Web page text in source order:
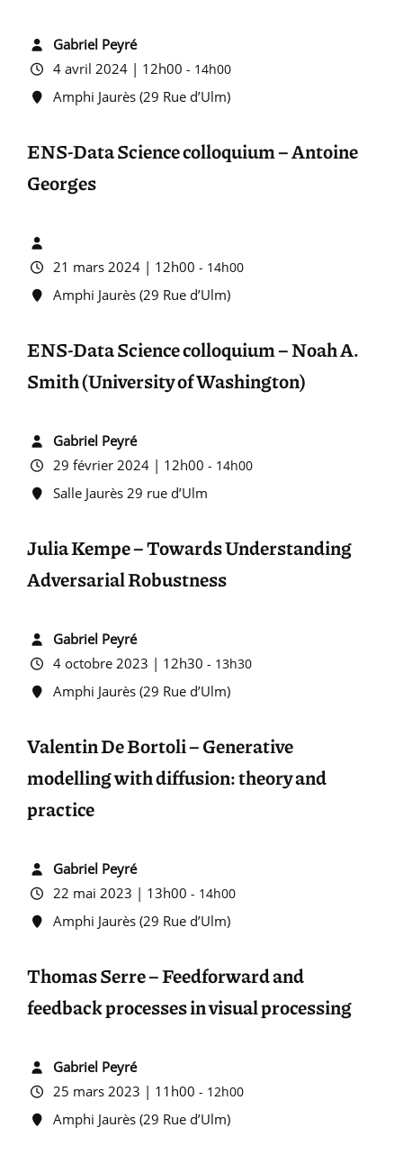
Gabriel Peyré
4 avril 2024 | 12h00 - 14h00
Amphi Jaurès (29 Rue d’Ulm)
ENS-Data Science colloquium – Antoine
Georges
21 mars 2024 | 12h00 - 14h00
Amphi Jaurès (29 Rue d’Ulm)
ENS-Data Science colloquium – Noah A.
Smith (University of Washington)
Gabriel Peyré
29 février 2024 | 12h00 - 14h00
Salle Jaurès 29 rue d’Ulm
Julia Kempe – Towards Understanding
Adversarial Robustness
Gabriel Peyré
4 octobre 2023 | 12h30 - 13h30
Amphi Jaurès (29 Rue d’Ulm)
Valentin De Bortoli – Generative
modelling with diffusion: theory and
practice
Gabriel Peyré
22 mai 2023 | 13h00 - 14h00
Amphi Jaurès (29 Rue d’Ulm)
Thomas Serre – Feedforward and
feedback processes in visual processing
Gabriel Peyré
25 mars 2023 | 11h00 - 12h00
Amphi Jaurès (29 Rue d’Ulm)